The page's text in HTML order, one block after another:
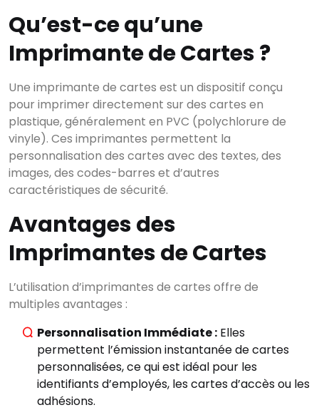
Qu’est-ce qu’une
Imprimante de Cartes ?
Une imprimante de cartes est un dispositif conçu
pour imprimer directement sur des cartes en
plastique, généralement en PVC (polychlorure de
vinyle). Ces imprimantes permettent la
personnalisation des cartes avec des textes, des
images, des codes-barres et d’autres
caractéristiques de sécurité.
Avantages des
Imprimantes de Cartes
L’utilisation d’imprimantes de cartes offre de
multiples avantages :
Personnalisation Immédiate : Elles
permettent l’émission instantanée de cartes
personnalisées, ce qui est idéal pour les
identifiants d’employés, les cartes d’accès ou les
adhésions.